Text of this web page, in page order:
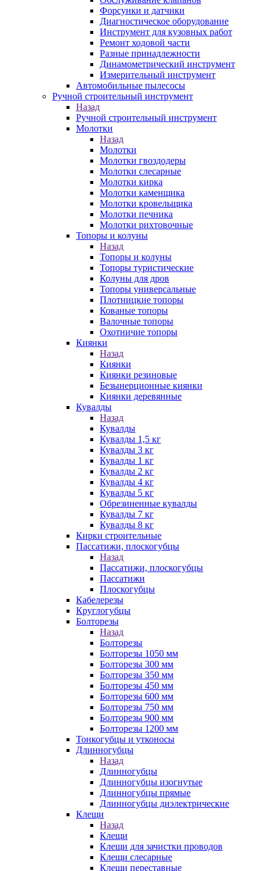
Форсунки и датчики
Диагностическое оборудование
Инструмент для кузовных работ
Ремонт ходовой части
Разные принадлежности
Динамометрический инструмент
Измерительный инструмент
Автомобильные пылесосы
Ручной строительный инструмент
Назад
Ручной строительный инструмент
Молотки
Назад
Молотки
Молотки гвоздодеры
Молотки слесарные
Молотки кирка
Молотки каменщика
Молотки кровельщика
Молотки печника
Молотки рихтовочные
Топоры и колуны
Назад
Топоры и колуны
Топоры туристические
Колуны для дров
Топоры универсальные
Плотницкие топоры
Кованые топоры
Валочные топоры
Охотничие топоры
Киянки
Назад
Киянки
Киянки резиновые
Безынерционные киянки
Киянки деревянные
Кувалды
Назад
Кувалды
Кувалды 1,5 кг
Кувалды 3 кг
Кувалды 1 кг
Кувалды 2 кг
Кувалды 4 кг
Кувалды 5 кг
Обрезиненные кувалды
Кувалды 7 кг
Кувалды 8 кг
Кирки строительные
Пассатижи, плоскогубцы
Назад
Пассатижи, плоскогубцы
Пассатижи
Плоскогубцы
Кабелерезы
Круглогубцы
Болторезы
Назад
Болторезы
Болторезы 1050 мм
Болторезы 300 мм
Болторезы 350 мм
Болторезы 450 мм
Болторезы 600 мм
Болторезы 750 мм
Болторезы 900 мм
Болторезы 1200 мм
Тонкогубцы и утконосы
Длинногубцы
Назад
Длинногубцы
Длинногубцы изогнутые
Длинногубцы прямые
Длинногубцы диэлектрические
Клещи
Назад
Клещи
Клещи для зачистки проводов
Клещи слесарные
Клещи переставные